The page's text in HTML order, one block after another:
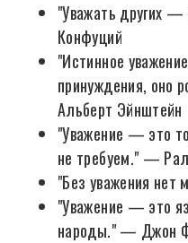
"Уважать других
Конфуций
"Истинное
принуждения, оно
Альберт Эйнштейн
"Уважение — это
не требуем." —
"Без уважения
"Уважение — это
народы." — Джон